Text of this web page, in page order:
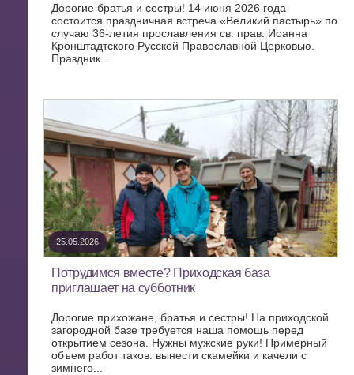
Дорогие братья и сестры! 14 июня 2026 года
состоится праздничная встреча «Великий пастырь» по
случаю 36-летия прославления св. прав. Иоанна
Кронштадтского Русской Православной Церковью.
Праздник...
25.05.2026
Потрудимся вместе? Приходская база
приглашает на субботник
Дорогие прихожане, братья и сестры! На приходской
загородной базе требуется наша помощь перед
открытием сезона. Нужны мужские руки! Примерный
объем работ таков: вынести скамейки и качели с
зимнего...